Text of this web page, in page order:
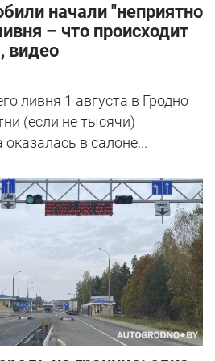
начали "неприятно
– что происходит
видео
ливня 1 августа в Гродно
(если не тысячи)
в салоне...